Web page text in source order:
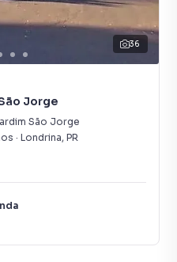
36
Jorge
São Jorge
· Londrina, PR